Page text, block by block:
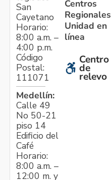
San
Cayetano
Horario:
8:00 a.m. –
4:00 p.m.
Código
Postal:
111071
Medellín:
Calle 49
No 50-21
piso 14
Edificio del
Café
Horario:
8:00 a.m. –
12:00 m. y
Centros
Regionales
Unidad en
línea
Centro
de
relevo